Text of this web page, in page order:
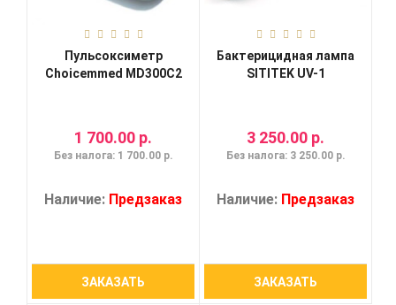
Пульсоксиметр
Choicemmed MD300C2
1 700.00 р.
Без налога: 1 700.00 р.
Наличие: Предзаказ
ЗАКАЗАТЬ
Бактерицидная лампа
SITITEK UV-1
3 250.00 р.
Без налога: 3 250.00 р.
Наличие: Предзаказ
ЗАКАЗАТЬ